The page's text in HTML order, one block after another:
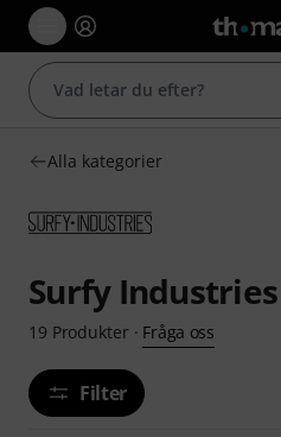
Alla kategorier
Surfy Industries
19 Produkter· Fråga oss
Filter